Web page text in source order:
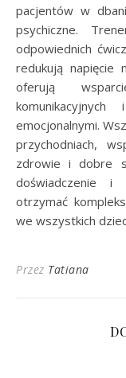
pacjentów w
psychiczne.
odpowiednich
redukują napięcie
oferują
emocjonalnymi.
przychodniach,
zdrowie i dobre
doświadczenie i
otrzymać
we wszystkich
Przez Tatiana